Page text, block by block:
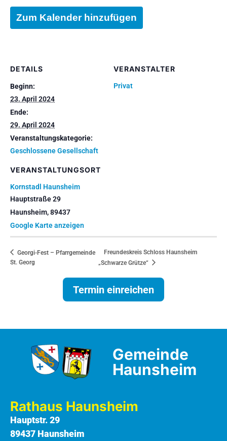
Zum Kalender hinzufügen
DETAILS
Beginn:
23. April 2024
Ende:
29. April 2024
Veranstaltungskategorie:
Geschlossene Gesellschaft
VERANSTALTUNGSORT
Kornstadl Haunsheim
Hauptstraße 29
Haunsheim,89437
Google Karte anzeigen
VERANSTALTER
Privat
Georgi-Fest – Pfarrgemeinde
St. Georg
Freundeskreis Schloss Haunsheim
„Schwarze Grütze“
Termin einreichen
Gemeinde
Haunsheim
Rathaus Haunsheim
Hauptstr. 29
89437 Haunsheim